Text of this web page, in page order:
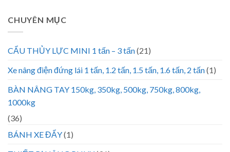
CHUYÊN MỤC
CẨU THỦY LỰC MINI 1 tấn – 3 tấn(21)
Xe nâng điện đứng lái 1 tấn, 1.2 tấn, 1.5 tấn, 1.6 tấn, 2 tấn(1)
BÀN NÂNG TAY 150kg, 350kg, 500kg, 750kg, 800kg,
1000kg
(36)
BÁNH XE ĐẨY(1)